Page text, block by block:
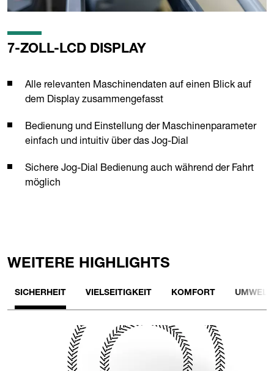
7-ZOLL-LCD DISPLAY
Alle relevanten Maschinendaten auf einen Blick auf
dem Display zusammengefasst
Bedienung und Einstellung der Maschinenparameter
einfach und intuitiv über das Jog-Dial
Sichere Jog-Dial Bedienung auch während der Fahrt
möglich
WEITERE HIGHLIGHTS
SICHERHEIT VIELSEITIGKEIT KOMFORT